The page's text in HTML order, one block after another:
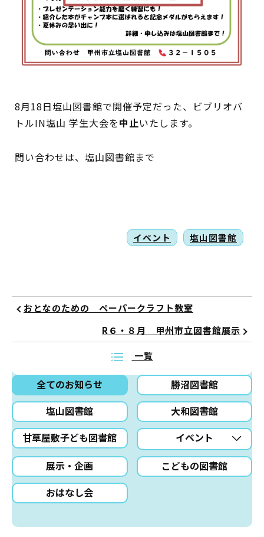
全てのお知らせ
勝沼図書館
塩山図書館
大和図書館
甘草屋敷子ども図書館
イベント
展示・企画
こどもの図書館
おはなし会
8月18日塩山図書館で開催予定だった、ビブリオバ
トルIN塩山 学生大会を中止いたします。
問い合わせは、塩山図書館まで
イベント 塩山図書館
おとなのための ペーパークラフト教室
R６・８月 甲州市立図書館展示
一覧
インターネットサービス
蔵書検索・マイページ
こどもの図書館
キャラクター
おはなし会